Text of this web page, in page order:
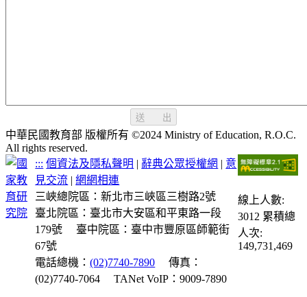
送 出
中華民國教育部 版權所有 ©2024 Ministry of Education, R.O.C.
All rights reserved.
::: 個資法及隱私聲明 | 辭典公眾授權網 | 意
見交流 |網網相連
三峽總院區：新北市三峽區三樹路2號
臺北院區：臺北市大安區和平東路一段
179號
臺中院區：臺中市豐原區師範街
67號
電話總機：(02)7740-7890
傳真：
(02)7740-7064
TANet VoIP：9009-7890
線上人數:
3012 累積總
人次:
149,731,469